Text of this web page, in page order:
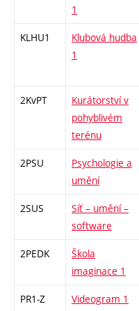
1
KLHU1
Klubová hudba
1
2KvPT
Kurátorství v
pohyblivém
terénu
2PSU
Psychologie a
umění
2SUS
Síť – umění –
software
2PEDK
Škola
imaginace 1
PR1-Z Videogram 1